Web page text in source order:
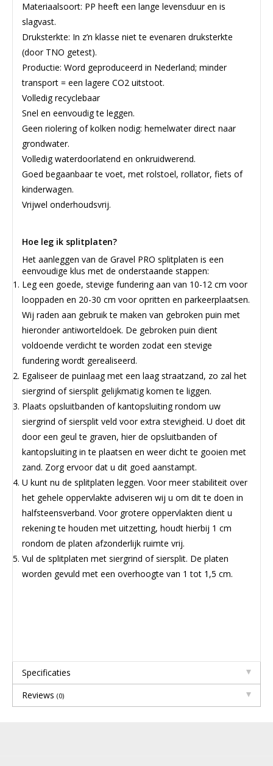
Materiaalsoort: PP heeft een lange levensduur en is
slagvast.
Druksterkte: In z’n klasse niet te evenaren druksterkte
(door TNO getest).
Productie: Word geproduceerd in Nederland; minder
transport = een lagere CO2 uitstoot.
Volledig recyclebaar
Snel en eenvoudig te leggen.
Geen riolering of kolken nodig: hemelwater direct naar
grondwater.
Volledig waterdoorlatend en onkruidwerend.
Goed begaanbaar te voet, met rolstoel, rollator, fiets of
kinderwagen.
Vrijwel onderhoudsvrij.
Hoe leg ik splitplaten?
Het aanleggen van de Gravel PRO splitplaten is een
eenvoudige klus met de onderstaande stappen:
Leg een goede, stevige fundering aan van 10-12 cm voor
looppaden en 20-30 cm voor opritten en parkeerplaatsen.
Wij raden aan gebruik te maken van gebroken puin met
hieronder antiworteldoek. De gebroken puin dient
voldoende verdicht te worden zodat een stevige
fundering wordt gerealiseerd.
Egaliseer de puinlaag met een laag straatzand, zo zal het
siergrind of siersplit gelijkmatig komen te liggen.
Plaats opsluitbanden of kantopsluiting rondom uw
siergrind of siersplit veld voor extra stevigheid. U doet dit
door een geul te graven, hier de opsluitbanden of
kantopsluiting in te plaatsen en weer dicht te gooien met
zand. Zorg ervoor dat u dit goed aanstampt.
U kunt nu de splitplaten leggen. Voor meer stabiliteit over
het gehele oppervlakte adviseren wij u om dit te doen in
halfsteensverband. Voor grotere oppervlakten dient u
rekening te houden met uitzetting, houdt hierbij 1 cm
rondom de platen afzonderlijk ruimte vrij.
Vul de splitplaten met siergrind of siersplit. De platen
worden gevuld met een overhoogte van 1 tot 1,5 cm.
Specificaties
Reviews (0)